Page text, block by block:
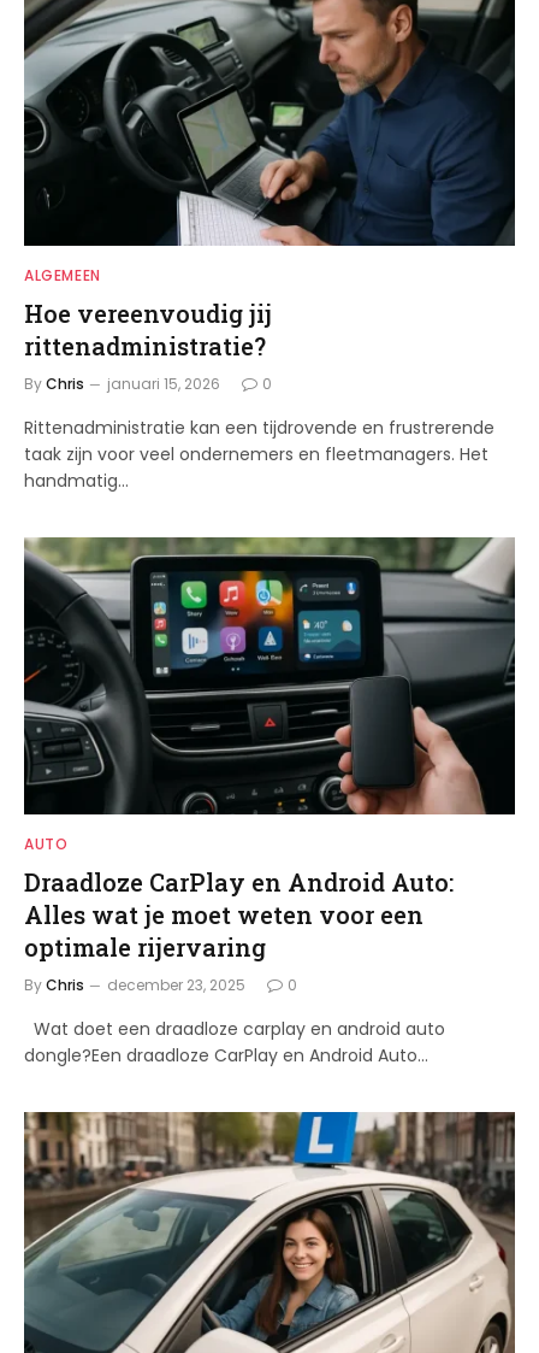
ALGEMEEN
Hoe vereenvoudig jij
rittenadministratie?
ByChris januari 15, 2026 0
Rittenadministratie kan een tijdrovende en frustrerende
taak zijn voor veel ondernemers en fleetmanagers. Het
handmatig…
AUTO
Draadloze CarPlay en Android Auto:
Alles wat je moet weten voor een
optimale rijervaring
ByChris december 23, 2025 0
Wat doet een draadloze carplay en android auto
dongle?Een draadloze CarPlay en Android Auto…